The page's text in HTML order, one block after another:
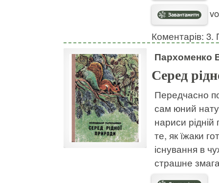
Коментарів: 3.
Пархоменко
Серед
Передчасно
сам юний
нариси
те, як їжаки
існування в
страшне